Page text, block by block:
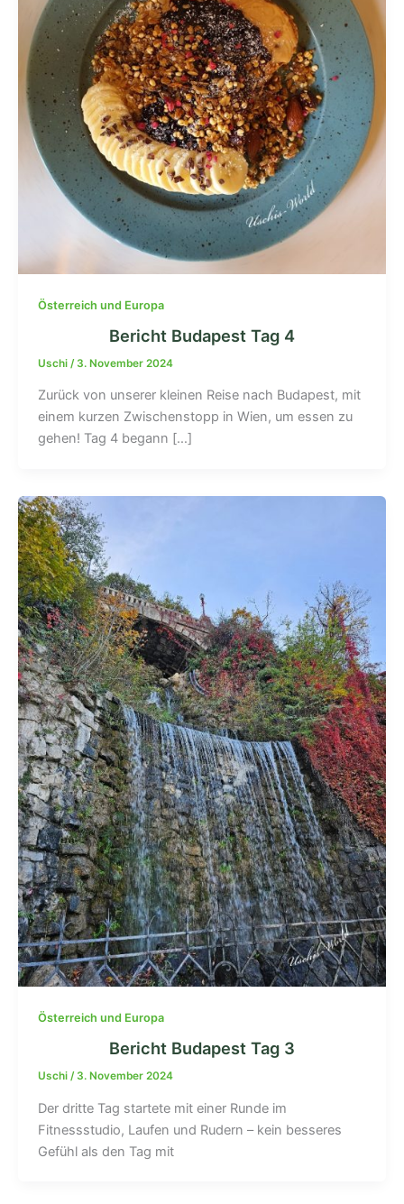
Österreich und Europa
Bericht Budapest Tag 4
Uschi / 3. November 2024
Zurück von unserer kleinen Reise nach Budapest, mit
einem kurzen Zwischenstopp in Wien, um essen zu
gehen! Tag 4 begann […]
Österreich und Europa
Bericht Budapest Tag 3
Uschi / 3. November 2024
Der dritte Tag startete mit einer Runde im
Fitnessstudio, Laufen und Rudern – kein besseres
Gefühl als den Tag mit